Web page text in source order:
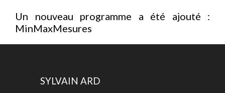
Un nouveau programme a été ajouté :
MinMaxMesures
SYLVAIN ARD